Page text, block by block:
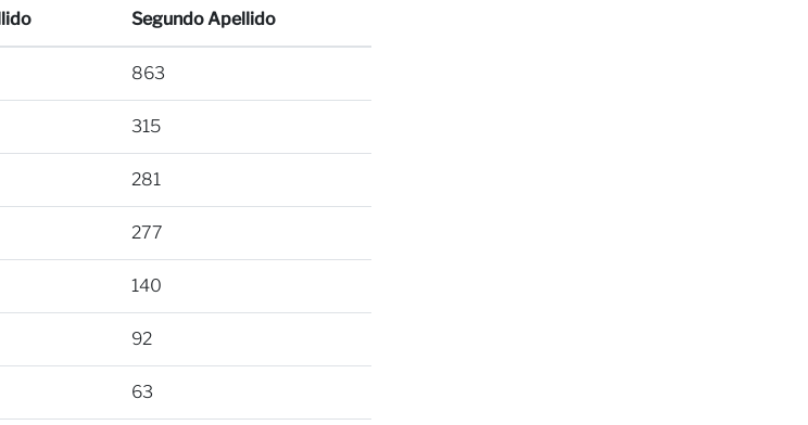
Segundo Apellido
863
315
281
277
140
92
63